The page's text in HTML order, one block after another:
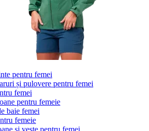
pentru femei
și pulovere pentru femei
femei
pentru femeie
baie femei
femeie
și veste pentru femei